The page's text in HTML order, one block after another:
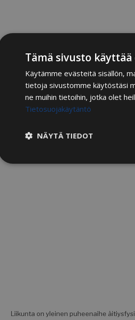
Liikunta on yleinen puheenaihe
Tämä sivusto
Käytämme evästeitä sisällön,
tietoja sivustomme käytöstäsi
ne muihin tietoihin, jotka olet
Tietosuojakäytäntö
NÄYTÄ TIEDOT
Ehdottomasti